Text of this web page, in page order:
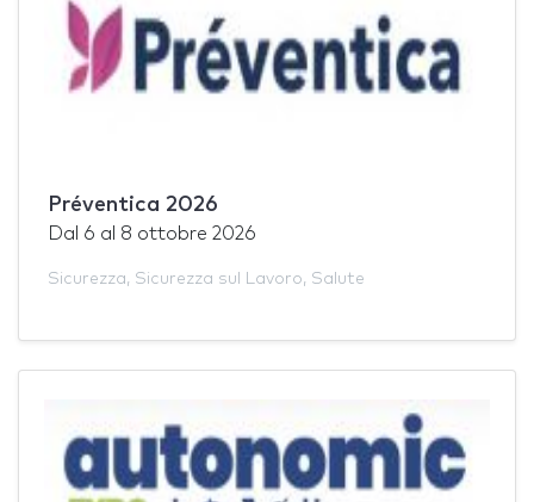
Préventica 2026
Dal 6 al 8 ottobre 2026
Sicurezza, Sicurezza sul Lavoro, Salute